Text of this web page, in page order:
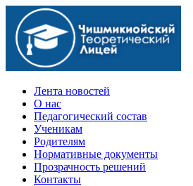
Официальный сайт учебного заведения
Лента новостей
О нас
Педагогический состав
Ученикам
Родителям
Нормативные документы
Прозрачность решений
Контакты